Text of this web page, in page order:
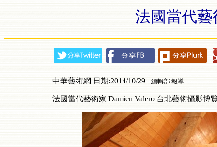
法國當代藝
中華藝術網 日期:2014/10/29 編輯部 報導
法國當代藝術家 Damien Valero 台北藝術攝影博